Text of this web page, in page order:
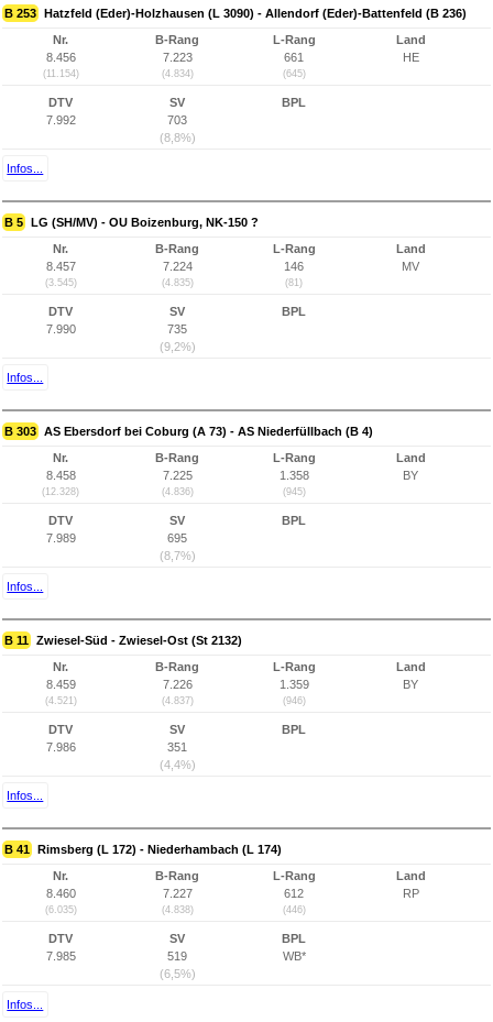
B 253 Hatzfeld (Eder)-Holzhausen (L 3090) - Allendorf (Eder)-Battenfeld (B 236)
Nr.
8.456
(11.154)
B-Rang
7.223
(4.834)
L-Rang
661
(645)
Land
HE
DTV
7.992
SV
703
(8,8%)
BPL
Infos...
B 5 LG (SH/MV) - OU Boizenburg, NK-150 ?
Nr.
8.457
(3.545)
B-Rang
7.224
(4.835)
L-Rang
146
(81)
Land
MV
DTV
7.990
SV
735
(9,2%)
BPL
Infos...
B 303 AS Ebersdorf bei Coburg (A 73) - AS Niederfüllbach (B 4)
Nr.
8.458
(12.328)
B-Rang
7.225
(4.836)
L-Rang
1.358
(945)
Land
BY
DTV
7.989
SV
695
(8,7%)
BPL
Infos...
B 11 Zwiesel-Süd - Zwiesel-Ost (St 2132)
Nr.
8.459
(4.521)
B-Rang
7.226
(4.837)
L-Rang
1.359
(946)
Land
BY
DTV
7.986
SV
351
(4,4%)
BPL
Infos...
B 41 Rimsberg (L 172) - Niederhambach (L 174)
Nr.
8.460
(6.035)
B-Rang
7.227
(4.838)
L-Rang
612
(446)
Land
RP
DTV
7.985
SV
519
(6,5%)
BPL
WB*
Infos...